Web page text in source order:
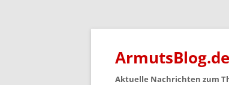
Zum
ArmutsBlog.de
Aktuelle Nachrichten zum